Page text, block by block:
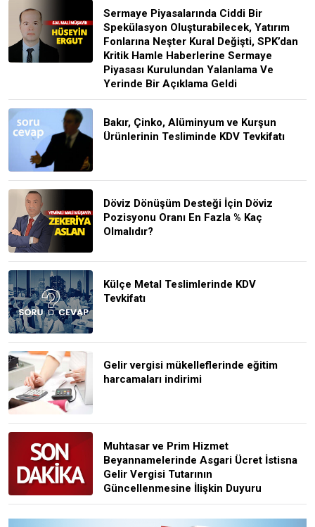
Sermaye Piyasalarında Ciddi Bir
Spekülasyon Oluşturabilecek, Yatırım
Fonlarına Neşter Kural Değişti, SPK’dan
Kritik Hamle Haberlerine Sermaye
Piyasası Kurulundan Yalanlama Ve
Yerinde Bir Açıklama Geldi
Bakır, Çinko, Alüminyum ve Kurşun
Ürünlerinin Tesliminde KDV Tevkifatı
Döviz Dönüşüm Desteği İçin Döviz
Pozisyonu Oranı En Fazla % Kaç
Olmalıdır?
Külçe Metal Teslimlerinde KDV
Tevkifatı
Gelir vergisi mükelleflerinde eğitim
harcamaları indirimi
Muhtasar ve Prim Hizmet
Beyannamelerinde Asgari Ücret İstisna
Gelir Vergisi Tutarının
Güncellenmesine İlişkin Duyuru